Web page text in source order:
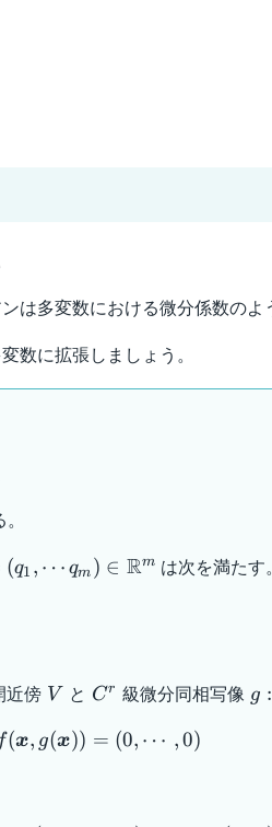
は多変数における微分係数のよ
数に拡張しましょう。
(q1 , ⋯ qm ) ∈ Rm は次を満たす。
傍 V
V と C^r
Cr 級微分同相写像 g :
g :
f(x, g(x)) = (0, ⋯ ,0)